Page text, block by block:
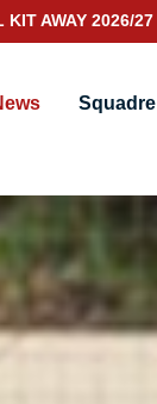
2026/27
Squadre